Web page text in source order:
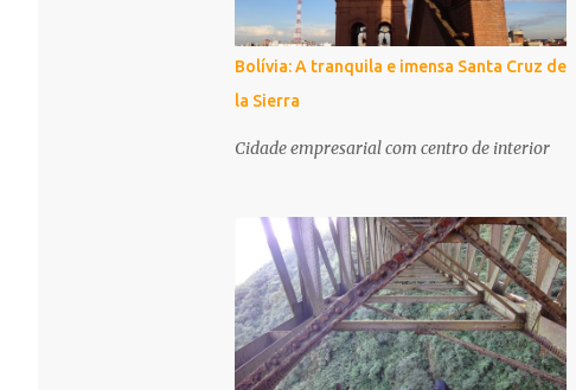
Bolívia: A tranquila e imensa Santa Cruz de
la Sierra
Cidade empresarial com centro de interior